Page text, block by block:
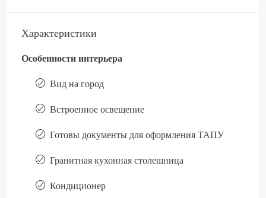
Характеристики
Особенности интерьера
Вид на город
Встроенное освещение
Готовы документы для оформления ТАПУ
Гранитная кухонная столешница
Кондиционер